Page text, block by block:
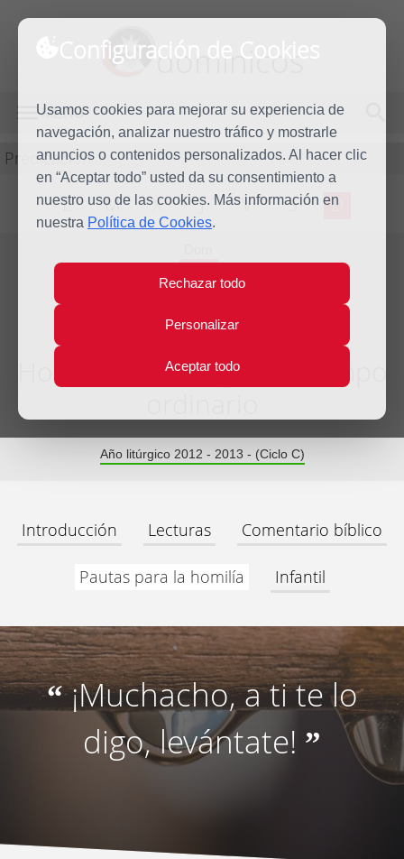
Configuración de Cookies
Usamos cookies para mejorar su experiencia de
navegación, analizar nuestro tráfico y mostrarle
anuncios o contenidos personalizados. Al hacer clic
en “Aceptar todo” usted da su consentimiento a
nuestro uso de las cookies. Más información en
nuestra Política de Cookies.
Rechazar todo
Personalizar
Aceptar todo
dominicos
MENÚ
Predicación
L M X J V S D
9
Jun
Homilía X Domingo del tiempo
Año litúrgico 2012 - 2013 - (Ciclo C)
Introducción Lecturas Comentario bíblico
Pautas para la homilía Infantil
“¡Muchacho, a ti te lo
digo, levántate! ”